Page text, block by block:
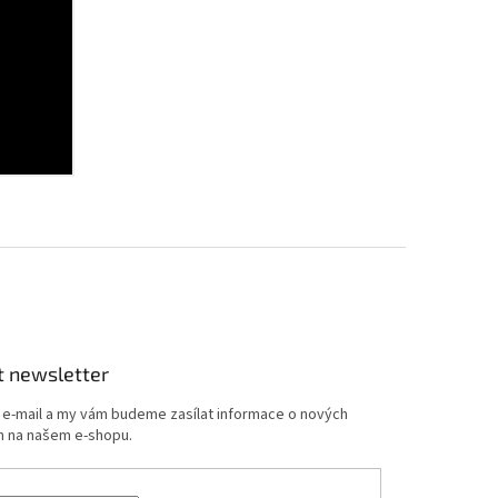
newsletter
mail a my vám budeme zasílat informace o nových
našem e-shopu.